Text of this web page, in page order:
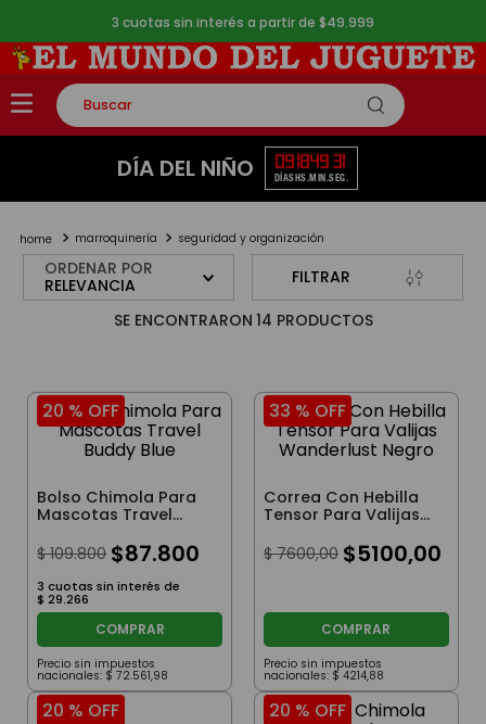
3 cuotas sin interés a partir de $49.999
Buscar
TÉRMINOS MÁS BUSCADOS
3.
peluche
4.
monopatin
DÍA DEL NIÑO 09
DÍAS
18
HS.
49
MIN.
31
SEG.
marroquinería seguridad y organización
ORDENAR POR
RELEVANCIA
FILTRAR
14 PRODUCTOS
20 % OFF
Bolso Chimola Para
Mascotas Travel
$ 109.800 $87.800
3 cuotas sin interés de
$ 29.266
COMPRAR
Precio sin impuestos
nacionales: $ 72.561,98
33 % OFF
Correa Con Hebilla
Tensor Para Valijas
Wanderlust Negro
$ 7600,00 $5100,00
COMPRAR
Precio sin impuestos
nacionales: $ 4214,88
20 % OFF 20 % OFF